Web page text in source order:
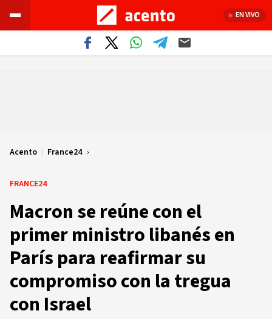
EN VIVO
Acento | France24
FRANCE24
Macron se reúne con el
primer ministro libanés en
París para reafirmar su
compromiso con la tregua
con Israel